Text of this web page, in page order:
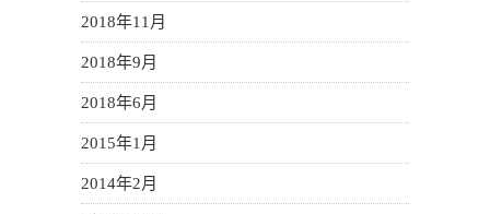
2018年11月
2018年9月
2018年6月
2015年1月
2014年2月